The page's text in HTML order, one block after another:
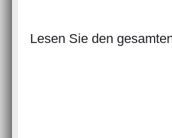
Lesen Sie den